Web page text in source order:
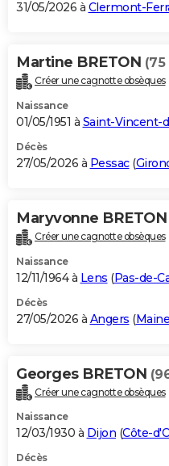
31/05/2026 à Clermont-
Martine BRETON (75
Créer une cagnotte obsèques
Naissance
01/05/1951 à Saint-Vincent-
Décès
27/05/2026 à Pessac(
Maryvonne BRETON
Créer une cagnotte obsèques
Naissance
12/11/1964 à Lens (Pas-de-
Décès
27/05/2026 à Angers (
Georges BRETON
Créer une cagnotte obsèques
Naissance
12/03/1930 à Dijon (Côte-
Décès